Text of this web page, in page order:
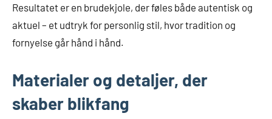
Resultatet er en brudekjole, der føles både autentisk og
aktuel – et udtryk for personlig stil, hvor tradition og
fornyelse går hånd i hånd.
Materialer og detaljer, der
skaber blikfang